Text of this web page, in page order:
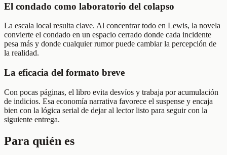
El condado como laboratorio del colapso
La escala local resulta clave. Al concentrar todo en Lewis, la novela
convierte el condado en un espacio cerrado donde cada incidente
pesa más y donde cualquier rumor puede cambiar la percepción de
la realidad.
La eficacia del formato breve
Con pocas páginas, el libro evita desvíos y trabaja por acumulación
de indicios. Esa economía narrativa favorece el suspense y encaja
bien con la lógica serial de dejar al lector listo para seguir con la
siguiente entrega.
Para quién es